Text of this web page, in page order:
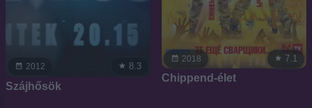
2012 8.3
Szájhősök
2018 7.1
Chippend-élet